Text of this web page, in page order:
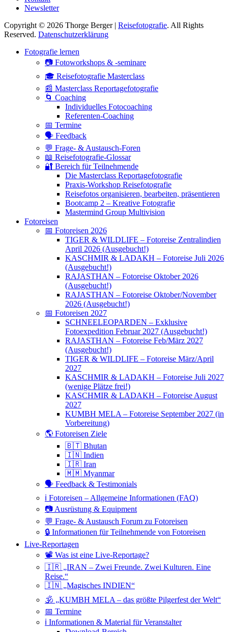
Newsletter
Copyright © 2026 Thorge Berger | Reisefotografie. All Rights
Reserved. Datenschutzerklärung
scrollenFotografie lernen
📷 Fotoworkshops & -seminare
🎓 Reisefotografie Masterclass
📰 Masterclass Reportagefotografie
🌀 Coaching
Individuelles Fotocoaching
Referenten-Coaching
📅 Termine
🗣 Feedback
💬 Frage- & Austausch-Foren
📖 Reisefotografie-Glossar
🔐 Bereich für Teilnehmende
Die Masterclass Reportagefotografie
Praxis-Workshop Reisefotografie
Reisefotos organisieren, bearbeiten, präsentieren
Bootcamp 2 – Kreative Fotografie
Mastermind Group Multivision
Fotoreisen
📅 Fotoreisen 2026
TIGER & WILDLIFE – Fotoreise Zentralindien
April 2026 (Ausgebucht!)
KASCHMIR & LADAKH – Fotoreise Juli 2026
(Ausgebucht!)
RAJASTHAN – Fotoreise Oktober 2026
(Ausgebucht!)
RAJASTHAN – Fotoreise Oktober/November
2026 (Ausgebucht!)
📅 Fotoreisen 2027
SCHNEELEOPARDEN – Exklusive
Fotoexpedition Februar 2027 (Ausgebucht!)
RAJASTHAN – Fotoreise Feb/März 2027
(Ausgebucht!)
TIGER & WILDLIFE – Fotoreise März/April
2027
KASCHMIR & LADAKH – Fotoreise Juli 2027
(wenige Plätze frei!)
KASCHMIR & LADAKH – Fotoreise August
2027
KUMBH MELA – Fotoreise September 2027 (in
Vorbereitung)
🌎 Fotoreisen Ziele
🇧🇹 Bhutan
🇮🇳 Indien
🇮🇷 Iran
🇲🇲 Myanmar
🗣 Feedback & Testimonials
ℹ️ Fotoreisen – Allgemeine Informationen (FAQ)
📷 Ausrüstung & Equipment
💬 Frage- & Austausch Forum zu Fotoreisen
🔒 Informationen für Teilnehmende von Fotoreisen
Live-Reportagen
📽 Was ist eine Live-Reportage?
🇮🇷 „IRAN – Zwei Freunde. Zwei Kulturen. Eine
Reise.“
🇮🇳 „Magisches INDIEN“
🕉 „KUMBH MELA – das größte Pilgerfest der Welt“
📅 Termine
ℹ️ Informationen & Material für Veranstalter